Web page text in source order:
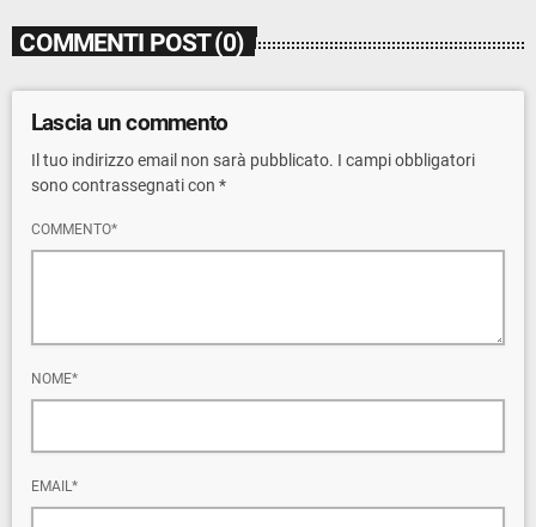
COMMENTI POST (0)
Lascia un commento
Il tuo indirizzo email non sarà pubblicato. I campi obbligatori
sono contrassegnati con *
COMMENTO*
NOME*
EMAIL*